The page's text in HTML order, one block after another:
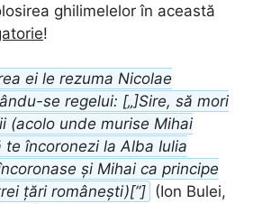
ghilimelelor în această
!
ei le rezuma Nicolae
se regelui: [„]Sire, să mori
(acolo unde murise Mihai
te încoronezi la Alba Iulia
și Mihai ca principe
țări românești)[”] (Ion Bulei,